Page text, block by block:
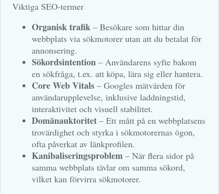
Viktiga SEO-termer
Organisk trafik – Besökare som hittar din
webbplats via sökmotorer utan att du betalat för
annonsering.
Sökordsintention – Användarens syfte bakom
en sökfråga, t.ex. att köpa, lära sig eller hantera.
Core Web Vitals – Googles mätvärden för
användarupplevelse, inklusive laddningstid,
interaktivitet och visuell stabilitet.
Domänauktoritet – Ett mått på en webbplatsens
trovärdighet och styrka i sökmotorernas ögon,
ofta påverkat av länkprofilen.
Kanibaliseringsproblem – När flera sidor på
samma webbplats tävlar om samma sökord,
vilket kan förvirra sökmotorer.